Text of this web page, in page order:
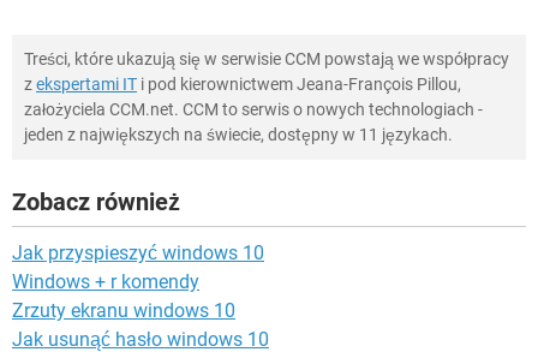
Treści, które ukazują się w serwisie CCM powstają we współpracy
zekspertami IT i pod kierownictwem Jeana-François Pillou,
założyciela CCM.net. CCM to serwis o nowych technologiach -
jeden z największych na świecie, dostępny w 11 językach.
Zobacz również
Jak przyspieszyć windows 10
Windows + r komendy
Zrzuty ekranu windows 10
Jak usunąć hasło windows 10